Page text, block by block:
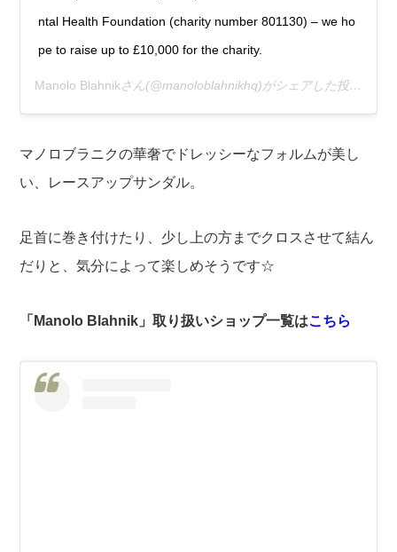
ntal Health Foundation (charity number 801130) – we ho
pe to raise up to £10,000 for the charity.
Manolo Blahnikさん(@manoloblahnikhq)がシェアした投稿 –
マノロブラニクの華奢でドレッシーなフォルムが美し
い、レースアップサンダル。
足首に巻き付けたり、少し上の方までクロスさせて結ん
だりと、気分によって楽しめそうです☆
「Manolo Blahnik 」取り扱いショップ一覧はこちら